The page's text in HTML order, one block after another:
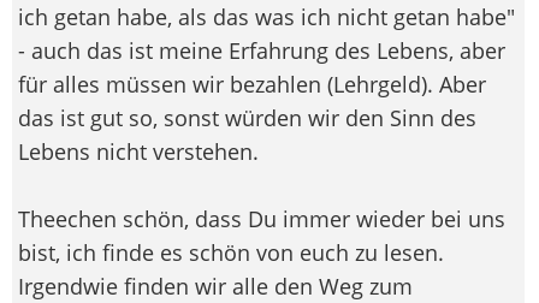
ich getan habe, als das was ich nicht getan habe"
- auch das ist meine Erfahrung des Lebens, aber
für alles müssen wir bezahlen (Lehrgeld). Aber
das ist gut so, sonst würden wir den Sinn des
Lebens nicht verstehen.
Theechen schön, dass Du immer wieder bei uns
bist, ich finde es schön von euch zu lesen.
Irgendwie finden wir alle den Weg zum